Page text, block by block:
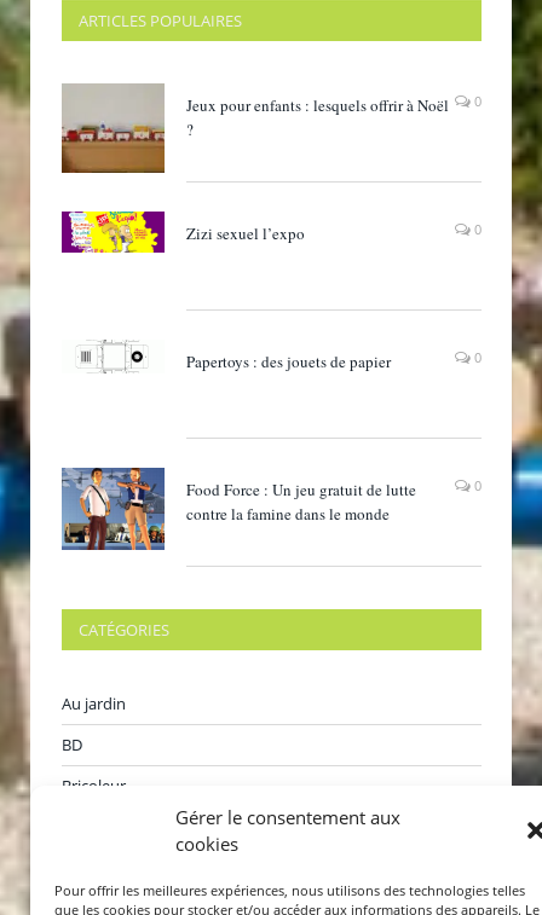
Gérer le consentement aux
cookies
Pour offrir les meilleures expériences, nous utilisons des technologies telles
que les cookies pour stocker et/ou accéder aux informations des appareils. Le
ARTICLES POPULAIRES
0
Jeux pour enfants : lesquels offrir à Noël
?
0
Zizi sexuel l’expo
0
Papertoys : des jouets de papier
0
Food Force : Un jeu gratuit de lutte
contre la famine dans le monde
CATÉGORIES
Au jardin
BD
Bricoleur
Jeux